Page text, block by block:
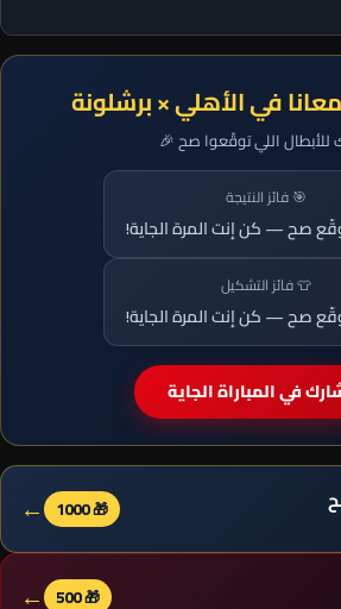
في الأهلي × برشلونة
للأبطال اللي توقّعوا صح 🎉
🎯 فائز النتيجة
صح — كن إنت المرة الجاية!
👕 فائز التشكيل
صح — كن إنت المرة الجاية!
في المباراة الجاية
🎁 1000
←
🎁 500
←